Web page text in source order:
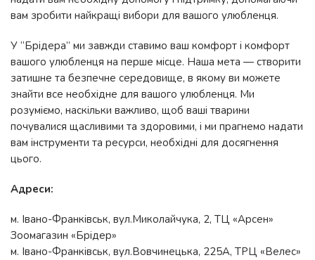
вам зробити найкращі вибори для вашого улюбленця.
У “Брідера” ми завжди ставимо ваш комфорт і комфорт
вашого улюбленця на перше місце. Наша мета — створити
затишне та безпечне середовище, в якому ви можете
знайти все необхідне для вашого улюбленця. Ми
розуміємо, наскільки важливо, щоб ваші тварини
почувалися щасливими та здоровими, і ми прагнемо надати
вам інструменти та ресурси, необхідні для досягнення
цього.
Адреси:
м. Івано-Франківськ, вул.Миколайчука, 2, ТЦ «Арсен»
Зоомагазин «Брідер»
м. Івано-Франківськ, вул.Вовчинецька, 225А, ТРЦ «Велес»